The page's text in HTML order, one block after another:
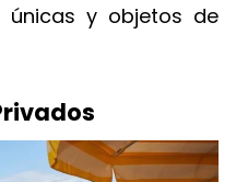
únicas y objetos de